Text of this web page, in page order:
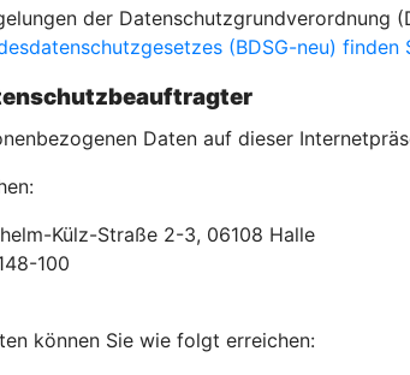
der Datenschutzgrundverordnung
(BDSG-neu) finden
Daten auf dieser
Külz-Straße 2-3, 06108 Halle
100
können Sie wie folgt erreichen: